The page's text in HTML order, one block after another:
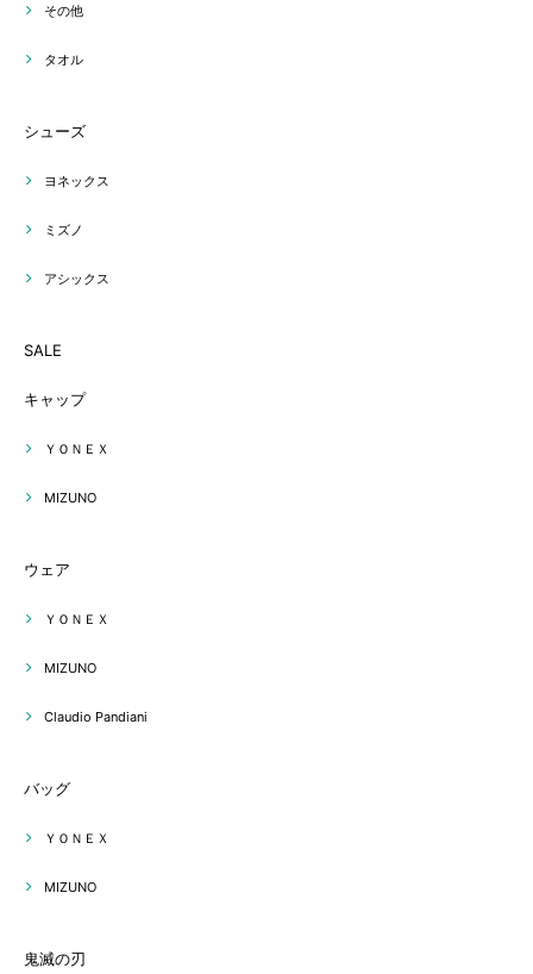
その他
タオル
シューズ
ヨネックス
ミズノ
アシックス
SALE
キャップ
ＹＯＮＥＸ
MIZUNO
ウェア
ＹＯＮＥＸ
MIZUNO
Claudio Pandiani
バッグ
ＹＯＮＥＸ
MIZUNO
鬼滅の刃